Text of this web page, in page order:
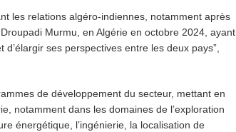
les relations algéro-indiennes, notamment après
Murmu, en Algérie en octobre 2024, ayant
ses perspectives entre les deux pays”,
de développement du secteur, mettant en
notamment dans les domaines de l’exploration
énergétique, l’ingénierie, la localisation de